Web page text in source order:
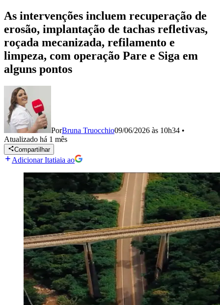
As intervenções incluem recuperação de
erosão, implantação de tachas refletivas,
roçada mecanizada, refilamento e
limpeza, com operação Pare e Siga em
alguns pontos
PorBruna Truocchio09/06/2026 às 10h34 •
Atualizado há 1 mês
Compartilhar
Adicionar Itatiaia ao